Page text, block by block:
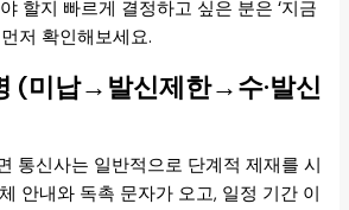
할지 빠르게 결정하고 싶은 분은 ‘지금
저 확인해보세요.
(미납→발신제한→수·발신
통신사는 일반적으로 단계적 제재를 시
안내와 독촉 문자가 오고, 일정 기간 이